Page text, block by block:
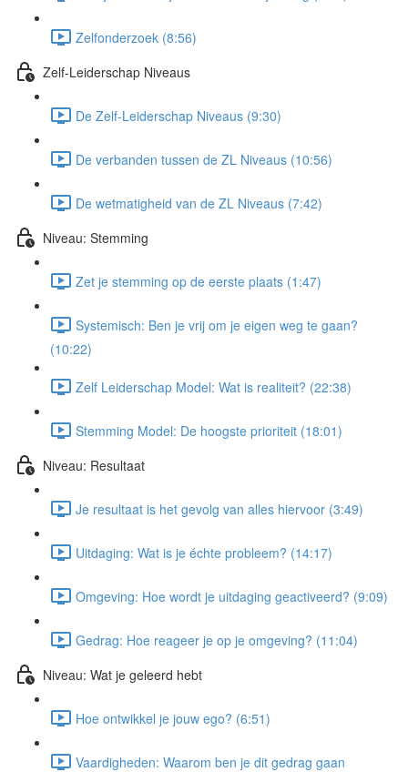
Zelfonderzoek (8:56)
Zelf-Leiderschap Niveaus
De Zelf-Leiderschap Niveaus (9:30)
De verbanden tussen de ZL Niveaus (10:56)
De wetmatigheid van de ZL Niveaus (7:42)
Niveau: Stemming
Zet je stemming op de eerste plaats (1:47)
Systemisch: Ben je vrij om je eigen weg te gaan?
(10:22)
Zelf Leiderschap Model: Wat is realiteit? (22:38)
Stemming Model: De hoogste prioriteit (18:01)
Niveau: Resultaat
Je resultaat is het gevolg van alles hiervoor (3:49)
Uitdaging: Wat is je échte probleem? (14:17)
Omgeving: Hoe wordt je uitdaging geactiveerd? (9:09)
Gedrag: Hoe reageer je op je omgeving? (11:04)
Niveau: Wat je geleerd hebt
Hoe ontwikkel je jouw ego? (6:51)
Vaardigheden: Waarom ben je dit gedrag gaan